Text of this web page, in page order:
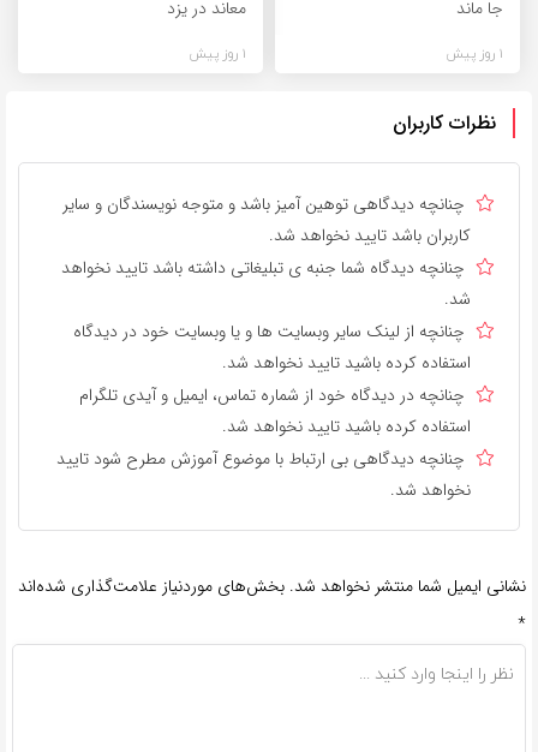
جا ماند
1 روز پیش
معاند در یزد
1 روز پیش
نظرات کاربران
چنانچه دیدگاهی توهین آمیز باشد و متوجه نویسندگان و سایر
کاربران باشد تایید نخواهد شد.
چنانچه دیدگاه شما جنبه ی تبلیغاتی داشته باشد تایید نخواهد
شد.
چنانچه از لینک سایر وبسایت ها و یا وبسایت خود در دیدگاه
استفاده کرده باشید تایید نخواهد شد.
چنانچه در دیدگاه خود از شماره تماس، ایمیل و آیدی تلگرام
استفاده کرده باشید تایید نخواهد شد.
چنانچه دیدگاهی بی ارتباط با موضوع آموزش مطرح شود تایید
نخواهد شد.
نشانی ایمیل شما منتشر نخواهد شد. بخش‌های موردنیاز علامت‌گذاری شده‌اند
*